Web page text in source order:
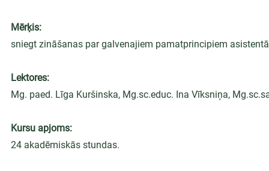
Mērķis:
sniegt zināšanas par galvenajiem pamatprincipiem
Lektores:
Mg. paed. Līga Kuršinska, Mg.sc.educ. Ina Vīksniņa,
Kursu apjoms:
24 akadēmiskās stundas.